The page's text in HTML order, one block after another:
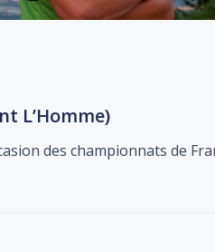
L’Homme)
des championnats de